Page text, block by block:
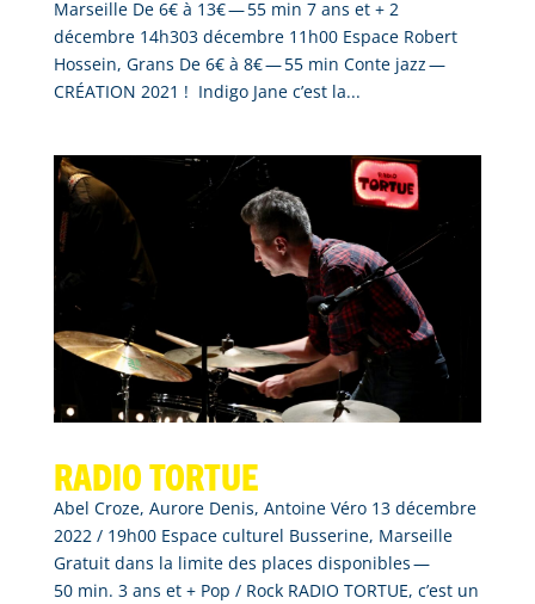
Marseille De 6€ à 13€ — 55 min 7 ans et + 2
décembre 14h303 décembre 11h00 Espace Robert
Hossein, Grans De 6€ à 8€ — 55 min Conte jazz —
CRÉATION 2021 ! Indigo Jane c’est la...
Radio tortue
Abel Croze, Aurore Denis, Antoine Véro 13 décembre
2022 / 19h00 Espace culturel Busserine, Marseille
Gratuit dans la limite des places disponibles —
50 min. 3 ans et + Pop / Rock RADIO TORTUE, c’est un